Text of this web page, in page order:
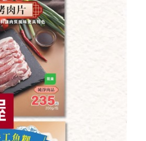
250公克±9公克
葷
冷凍
$300
食安 共同購買